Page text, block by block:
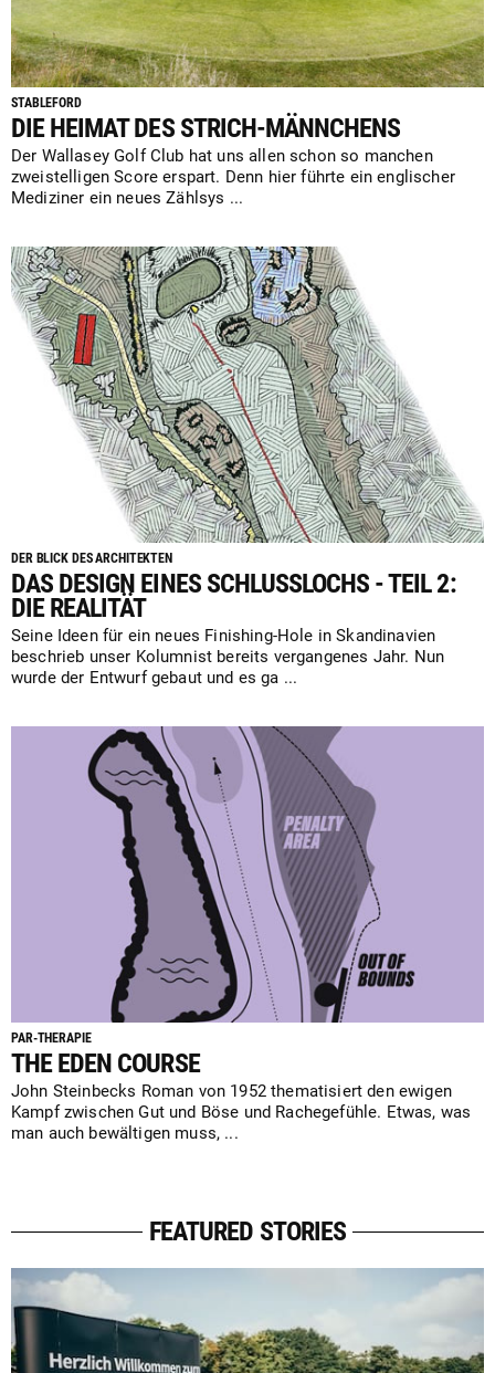
STABLEFORD
DIE HEIMAT DES STRICH-MÄNNCHENS
Der Wallasey Golf Club hat uns allen schon so manchen
zweistelligen Score erspart. Denn hier führte ein englischer
Mediziner ein neues Zählsys ...
DER BLICK DES ARCHITEKTEN
DAS DESIGN EINES SCHLUSSLOCHS - TEIL 2:
DIE REALITÄT
Seine Ideen für ein neues Finishing-Hole in Skandinavien
beschrieb unser Kolumnist bereits vergangenes Jahr. Nun
wurde der Entwurf gebaut und es ga ...
PAR-THERAPIE
THE EDEN COURSE
John Steinbecks Roman von 1952 thematisiert den ewigen
Kampf zwischen Gut und Böse und Rachegefühle. Etwas, was
man auch bewältigen muss, ...
FEATURED STORIES